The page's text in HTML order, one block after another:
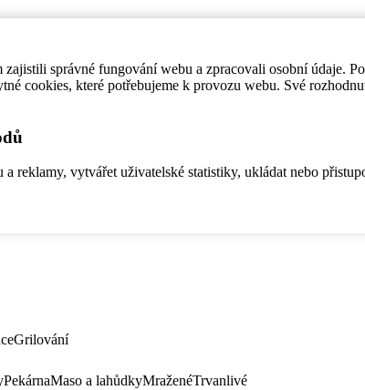
správné fungování webu a zpracovali osobní údaje.
cookies, které potřebujeme k provozu webu. Své
reklamy, vytvářet uživatelské statistiky, ukládat nebo
Grilování
PekárnaMaso a lahůdkyMraženéTrvanlivé